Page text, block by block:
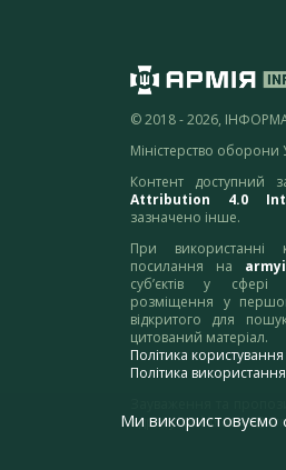
© 2018 - 2026,
Міністерство оборони
Контент доступний
Attribution 4.0
зазначено інше.
При використанні
посилання на
суб’єктів у сфері
розміщення у
відкритого для
цитований матеріал.
Політика
Політика
адресу:
Ми використовуємо